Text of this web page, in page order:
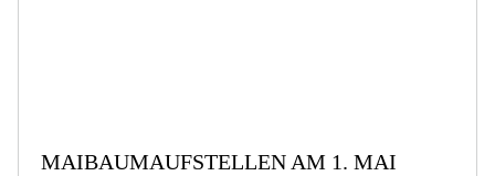
MAIBAUMAUFSTELLEN AM 1. MAI